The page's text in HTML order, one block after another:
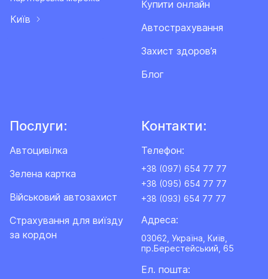
Київ
Купити онлайн
Автострахування
Захист здоров’я
Блог
Послуги:
Автоцивілка
Зелена картка
Військовий автозахист
Cтрахування для виїзду
за кордон
Контакти:
Телефон:
+38 (097) 654 77 77
+38 (095) 654 77 77
+38 (093) 654 77 77
Адреса:
03062, Україна, Київ,
пр.Берестейський, 65
Ел. пошта: